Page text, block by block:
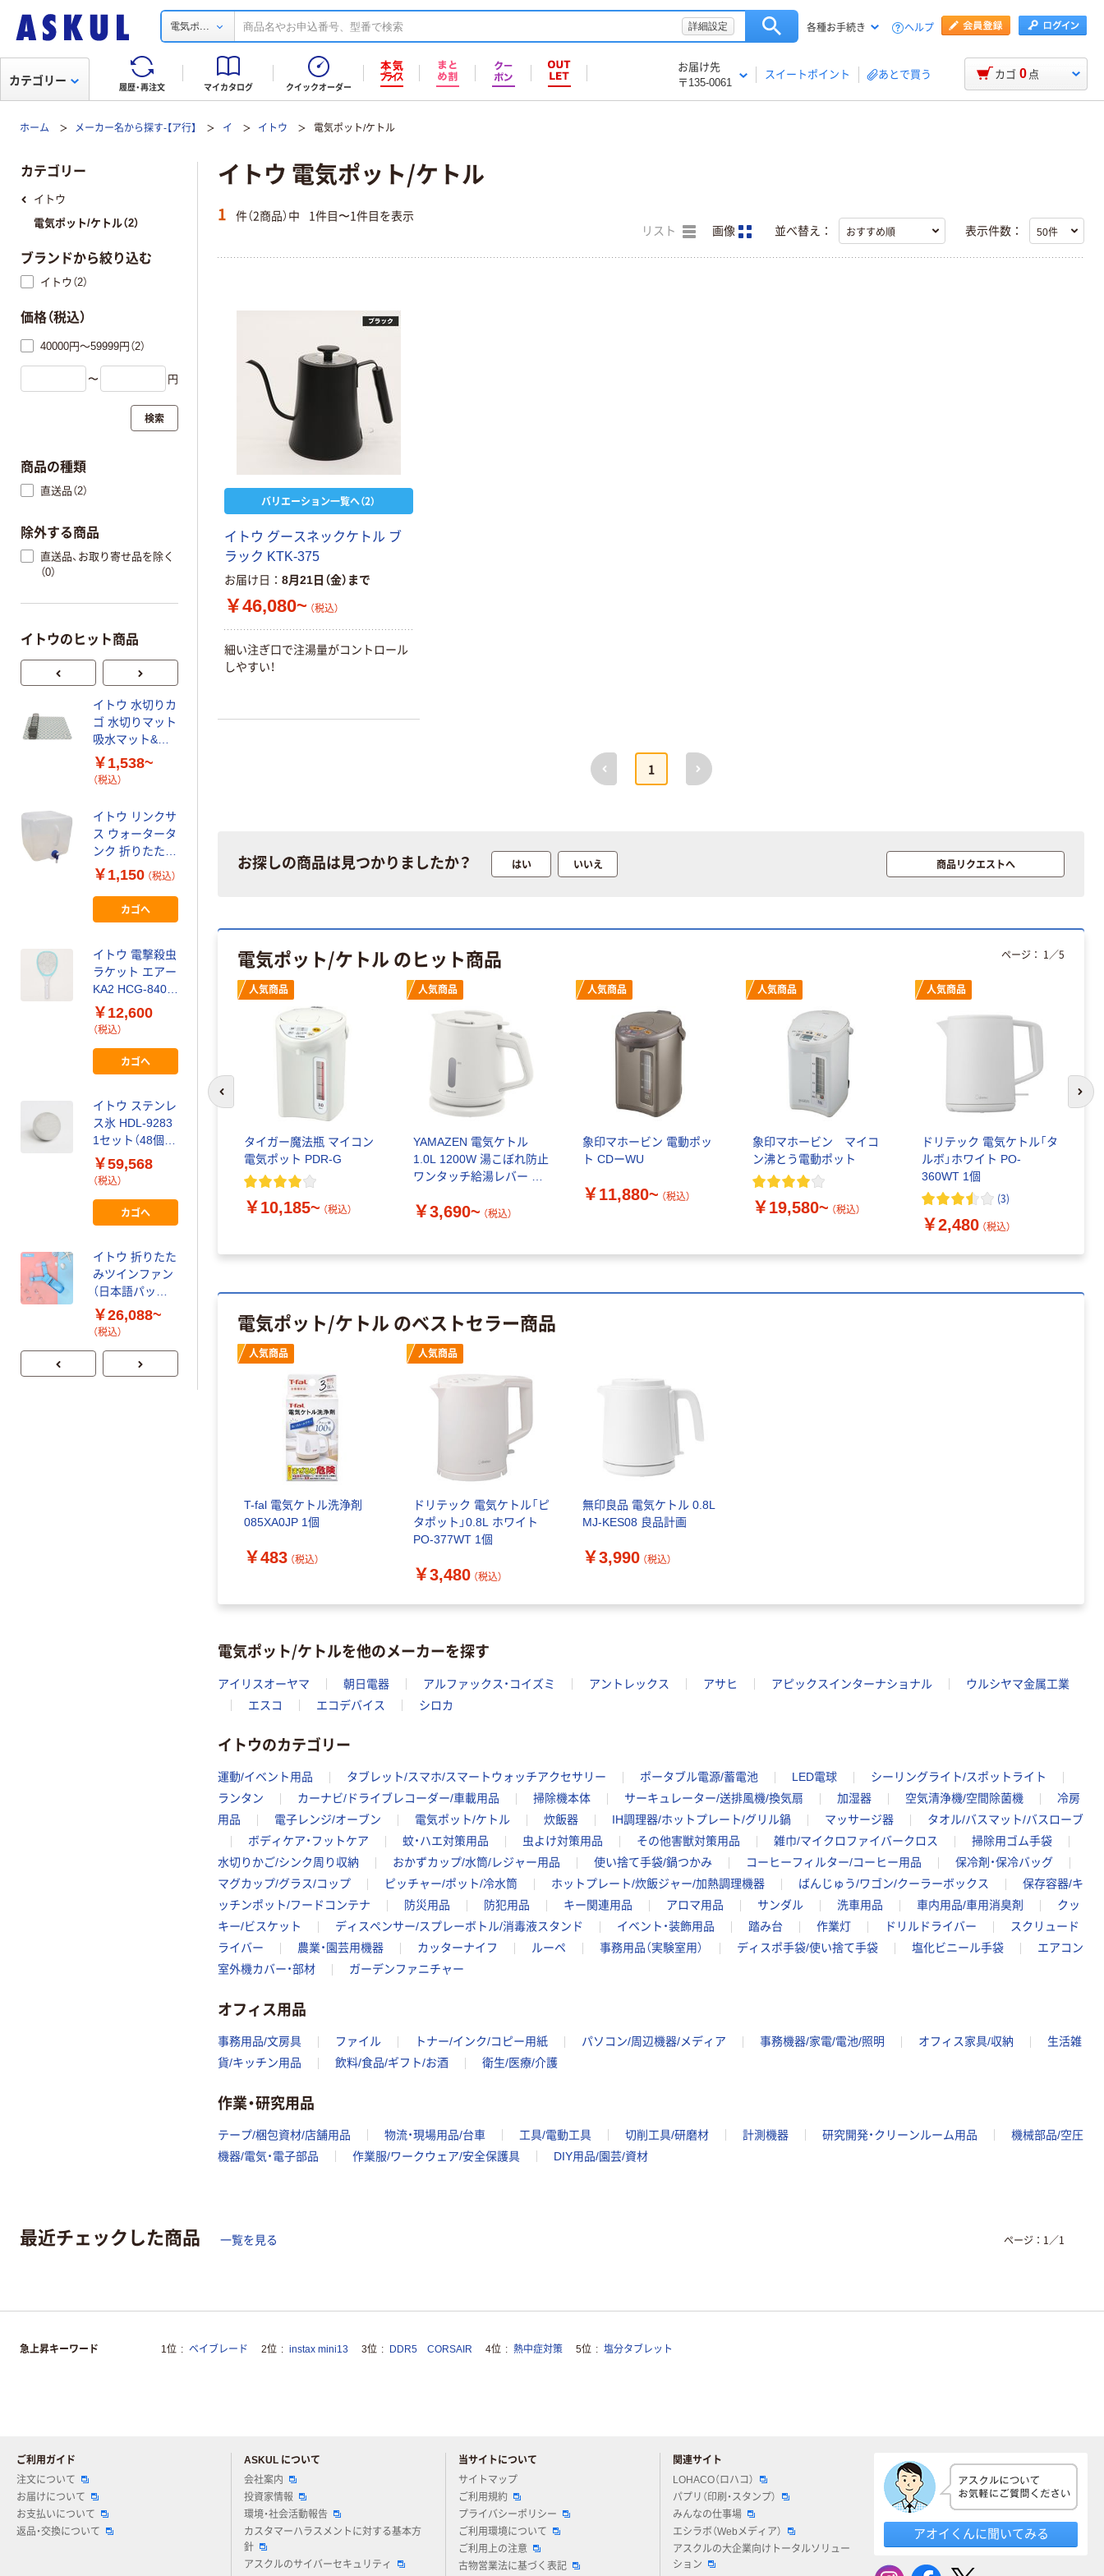
電気ポ... 詳細設定 各種お手続き ヘルプ
履歴・再注文 マイカタログ クイックオーダー
お届け先
〒135-0061
スイートポイント あとで買う
カテゴリー カゴ 0 点
ホーム メーカー名から探す-【ア行】 イ イトウ 電気ポット/ケトル
イトウ 電気ポット/ケトル
1 件（2商品）中 1件目〜1件目を表示
リスト 画像 並べ替え： 表示件数：
バリエーション一覧へ（2）
イトウ グースネックケトル ブ
ラック KTK-375
お届け日 8月21日（金）まで
￥46,080~ （税込）
細い注ぎ口で注湯量がコントロール
しやすい！
前へ
1
次へ
お探しの商品は見つかりましたか？ はい いいえ 商品リクエストへ
電気ポット/ケトル のヒット商品
人気商品
タイガー魔法瓶 マイコン
電気ポット PDR-G
￥10,185~ （税込）
人気商品
YAMAZEN 電気ケトル
1.0L 1200W 湯こぼれ防止
ワンタッチ給湯レバー 空
￥3,690~ （税込）
人気商品
象印マホービン 電動ポッ
ト CDーWU
￥11,880~ （税込）
人気商品
象印マホービン マイコ
ン沸とう電動ポット
￥19,580~ （税込）
人気商品
ドリテック 電気ケトル「タ
ルボ」ホワイト PO-
360WT 1個
(3)
￥2,480 （税込）
ページ： 1 ／5
次
電気ポット/ケトル のベストセラー商品
人気商品
T-fal 電気ケトル洗浄剤
085XA0JP 1個
￥483 （税込）
人気商品
ドリテック 電気ケトル「ピ
タポット」0.8L ホワイト
PO-377WT 1個
￥3,480 （税込）
無印良品 電気ケトル 0.8L
MJ-KES08 良品計画
￥3,990 （税込）
電気ポット/ケトルを他のメーカーを探す
アイリスオーヤマ 朝日電器 アルファックス・コイズミ アントレックス アサヒ アピックスインターナショナル
ウルシヤマ金属工業
エスコ
エコデバイス シロカ
イトウのカテゴリー
運動/イベント用品 タブレット/スマホ/スマートウォッチアクセサリー ポータブル電源/蓄電池 LED電球
シーリングライト/スポットライト
ランタン
カーナビ/ドライブレコーダー/車載用品 掃除機本体 サーキュレーター/送排風機/換気扇 加湿器 空気清浄機/空間除菌機
冷房
用品
電子レンジ/オーブン 電気ポット/ケトル 炊飯器 IH調理器/ホットプレート/グリル鍋 マッサージ器
タオル/バスマット/バスローブ
ボディケア・フットケア
蚊・ハエ対策用品 虫よけ対策用品 その他害獣対策用品 雑巾/マイクロファイバークロス
掃除用ゴム手袋
水切りかご/シンク周り収納
おかずカップ/水筒/レジャー用品 使い捨て手袋/鍋つかみ コーヒーフィルター/コーヒー用品
保冷剤・保冷バッグ
マグカップ/グラス/コップ
ピッチャー/ポット/冷水筒 ホットプレート/炊飯ジャー/加熱調理機器 ばんじゅう/ワゴン/クーラーボックス
保存容器/キ
ッチンポット/フードコンテナ
防災用品 防犯用品 キー関連用品 アロマ用品 サンダル 洗車用品 車内用品/車用消臭剤
クッ
キー/ビスケット
ディスペンサー/スプレーボトル/消毒液スタンド イベント・装飾用品 踏み台 作業灯 ドリルドライバー
スクリュード
ライバー
農業・園芸用機器 カッターナイフ ルーペ 事務用品（実験室用） ディスポ手袋/使い捨て手袋 塩化ビニール手袋
エアコン
室外機カバー・部材
ガーデンファニチャー
オフィス用品
事務用品/文房具 ファイル トナー/インク/コピー用紙 パソコン/周辺機器/メディア 事務機器/家電/電池/照明 オフィス家具/収納
生活雑
貨/キッチン用品
飲料/食品/ギフト/お酒 衛生/医療/介護
作業・研究用品
テープ/梱包資材/店舗用品 物流・現場用品/台車 工具/電動工具 切削工具/研磨材 計測機器 研究開発・クリーンルーム用品
機械部品/空圧
機器/電気・電子部品
作業服/ワークウェア/安全保護具 DIY用品/園芸/資材
カテゴリー
イトウ
電気ポット/ケトル（2）
ブランドから絞り込む
イトウ（2）
価格（税込）
40000円～59999円（2）
〜 円
検索
商品の種類
直送品（2）
除外する商品
直送品、お取り寄せ品を除く
（0）
イトウのヒット商品
イトウ 水切りカ
ゴ 水切りマット
吸水マット&水
切りセット
￥1,538~
（税込）
イトウ リンクサ
ス ウォータータ
ンク 折りたたみ
ウォータータン
ク 10L
HED5604 1個
695-1098（直送
￥1,150 （税込）
カゴへ
イトウ 電撃殺虫
ラケット エアー
KA2 HCG-8408
1セット（12本）
（直送品）
￥12,600
（税込）
カゴへ
イトウ ステンレ
ス氷 HDL-9283
1セット（48個）
（直送品）
￥59,568
（税込）
カゴへ
イトウ 折りたた
みツインファン
（日本語パッケ
ージ）HMFF
￥26,088~
（税込）
りたたみマルチ
ルスプレー 電動
イトウ 3in1電撃
殺虫ランタンラ
イト ブルー
HCE-DSLL001
BL 1セット（24
個）（直送品）
￥32,856
カゴへ
バッテリーポー
タブルスリムフ
ァン HCF20-
22GV
￥46,080~
（税込）
ス ウォータータ
ウォータータン
ク 20L
HED5611 1個
693-8411（直送
品）
カゴへ
HCF20-14DL
￥27,024~
イトウ ポケット
HCF20-19ED
￥22,440~
イトウ 電撃殺虫
ラケット HDL-
9221 1セット
（20本）（直送品）
￥30,200
（税込）
カゴへ
2WAY扇風機
￥1,420~
（税込）
イトウ 保存容器
組
￥2,248~
イトウ ペットボ
トルスプレー
531098 1個（直
送品）
￥2,482 （税込）
カゴへ
クーラー HDL-
（税込）
イトウ 4WAYネ
イトウ グリーン
クロス 折りたた
みカラーミニテ
ーブル
￥6,825~
（税込）
イトウ コンパク
ト無煙調理器
HTG-375
￥51,192~
トライスクッカ
ー HK-CRC03
最近チェックした商品 一覧を見る ページ： 1 ／1
急上昇キーワード 1位 ベイブレード 2位 instax mini13 3位 DDR5 CORSAIR 4位 熱中症対策 5位 塩分タブレット
ご利用ガイド
注文について
お届けについて
お支払いについて
返品・交換について
ASKUL について
会社案内
投資家情報
環境・社会活動報告
カスタマーハラスメントに対する基本方
針
アスクルのサイバーセキュリティ
当サイトについて
サイトマップ
ご利用規約
プライバシーポリシー
ご利用環境について
ご利用上の注意
古物営業法に基づく表記
関連サイト
LOHACO（ロハコ）
パプリ（印刷・スタンプ）
みんなの仕事場
エシラボ（Webメディア）
アスクルの大企業向けトータルソリュー
ション
アオイくんに聞いてみる